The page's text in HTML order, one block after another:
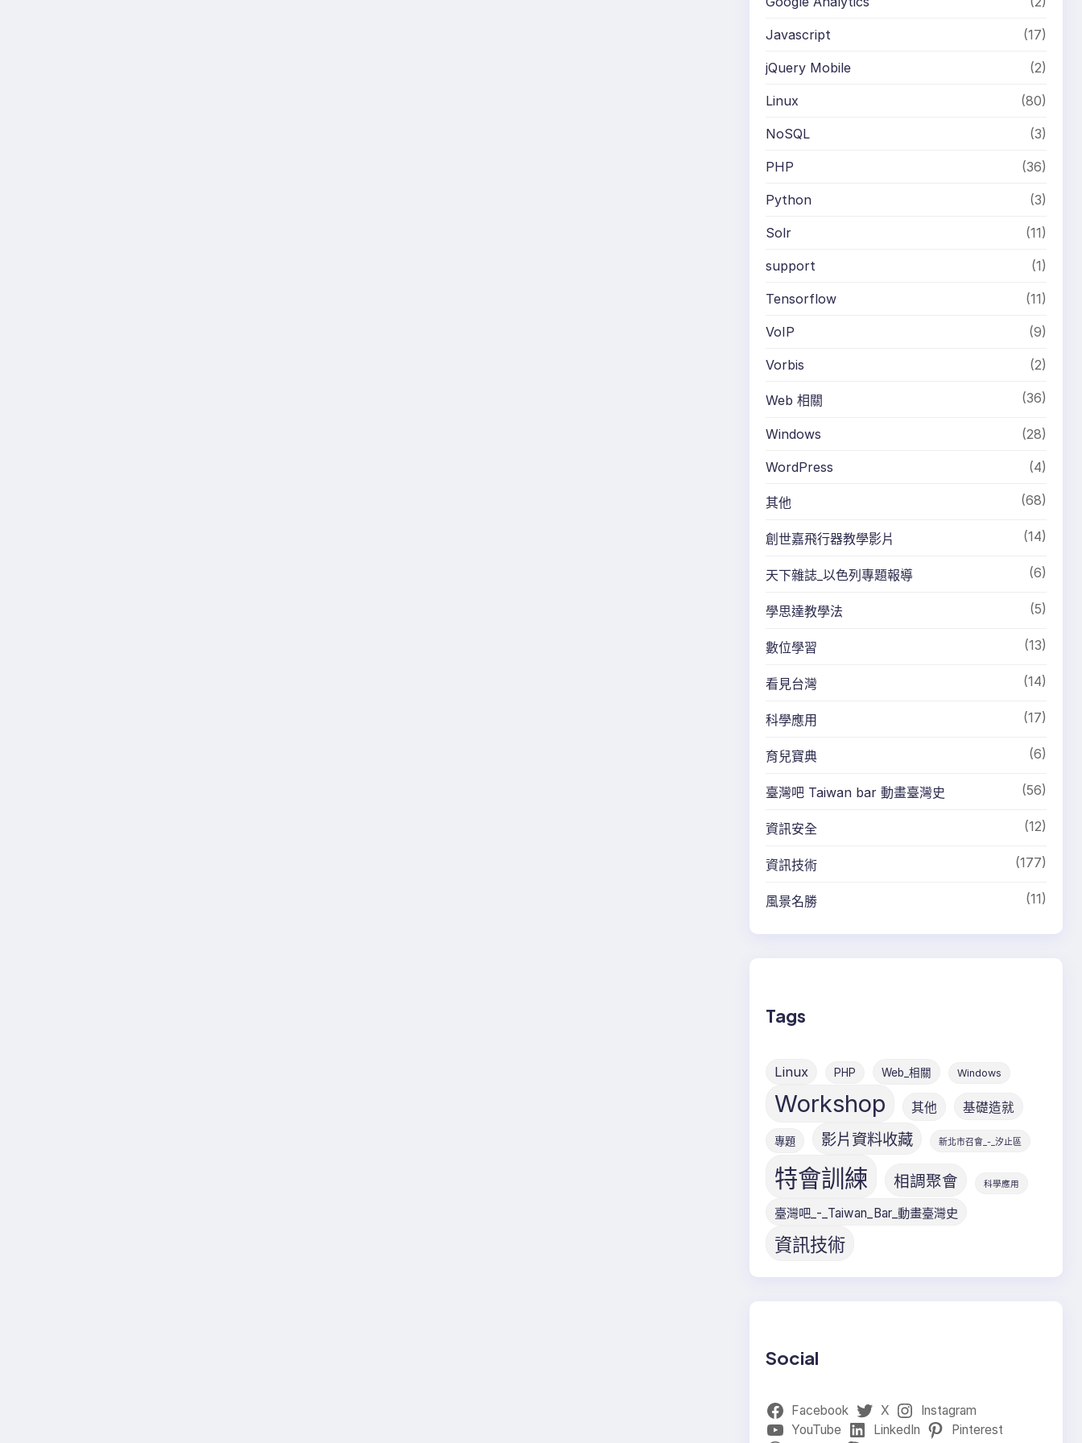
Javascript (17)
jQuery Mobile (2)
Linux (80)
NoSQL (3)
PHP (36)
Python (3)
Solr (11)
support (1)
Tensorflow (11)
VoIP (9)
Vorbis (2)
Web 相關 (36)
Windows (28)
WordPress (4)
其他 (68)
創世嘉飛行器教學影片 (14)
天下雜誌_以色列專題報導 (6)
學思達教學法 (5)
數位學習 (13)
看見台灣 (14)
科學應用 (17)
育兒寶典 (6)
臺灣吧 Taiwan bar 動畫臺灣史 (56)
資訊安全 (12)
資訊技術 (177)
風景名勝 (11)
Tags
Linux PHP Web_相關 Windows
Workshop 其他 基礎造就
專題 影片資料收藏 新北市召會_-_汐止區
特會訓練 相調聚會 科學應用
臺灣吧_-_Taiwan_Bar_動畫臺灣史
資訊技術
Social
Facebook X
Instagram
YouTube
LinkedIn
Pinterest